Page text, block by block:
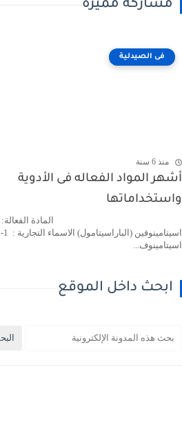
مشاركة مميزة
فى الصيدلية
منذ 6 سنة
أشهر المواد الفعاله فى الأدوية
واستخداماتها
المادة الفعالة:
اسيتامينوفين (الباراسيتامول) الاسماء التجارية : 1-
اسيتامينوف...
ابحث داخل الموقع